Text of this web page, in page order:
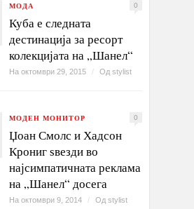
МОДА 0
Куба е следната
дестинација за ресорт
колекцијата на „Шанел“
На октомври 29, 2015 / Од stylist
МОДЕН МОНИТОР 0
Џоан Смолс и Хадсон
Крониг ѕвезди во
најсимпатичната реклама
на „Шанел“ досега
На октомври 9, 2014 / Од stylist